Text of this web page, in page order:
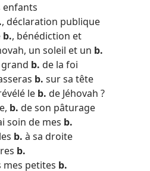
enfants
, déclaration publique
b., bénédiction et
un soleil et un b.
b. de la foi
b. sur sa tête
le b. de Jéhovah ?
b. de son pâturage
soin de mes b.
b. à sa droite
b.
mes petites b.